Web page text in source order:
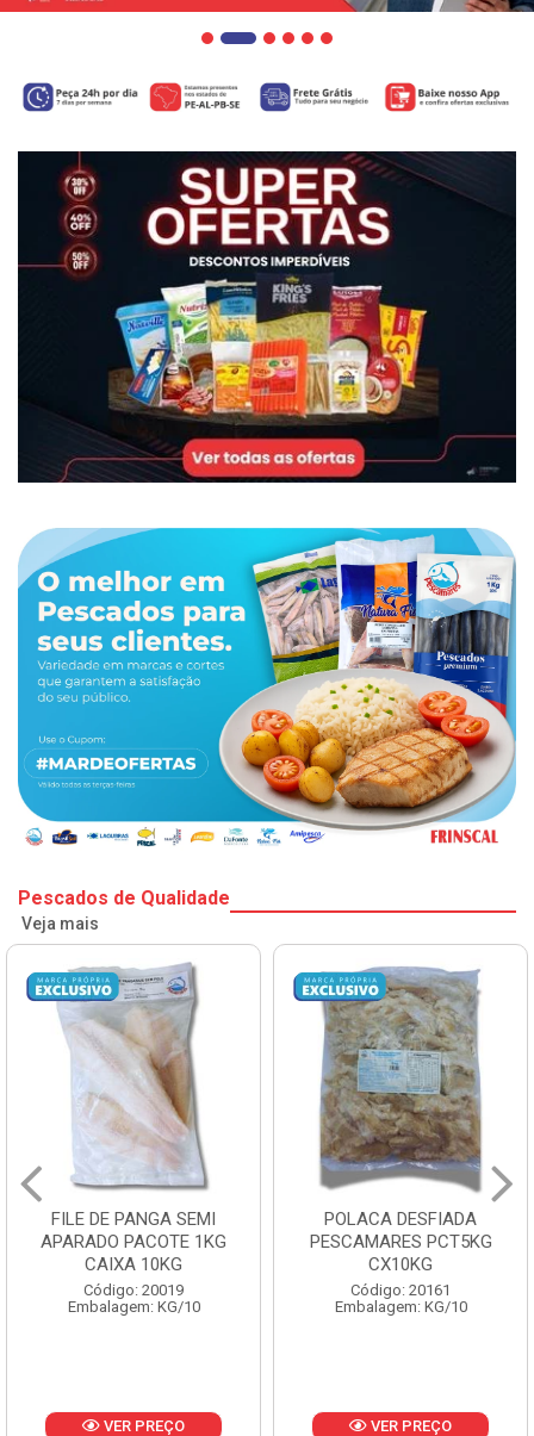
Pescados de Qualidade
Veja mais
FILE DE PANGA SEMI
APARADO PACOTE 1KG
CAIXA 10KG
Código: 20019
Embalagem: KG/10
VER PREÇO
POLACA DESFIADA
PESCAMARES PCT5KG
CX10KG
Código: 20161
Embalagem: KG/10
VER PREÇO